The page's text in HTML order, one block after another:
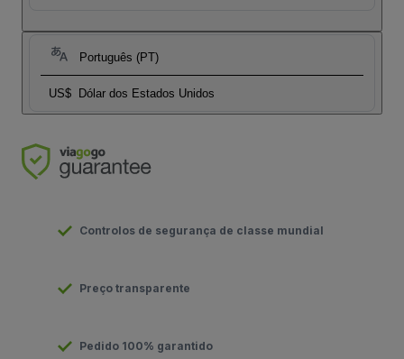
Português (PT)
US$ Dólar dos Estados Unidos
Controlos de segurança de classe mundial
Preço transparente
Pedido 100% garantido